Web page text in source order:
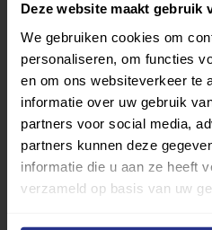
Deze website maakt gebruik
We gebruiken cookies om
personaliseren, om functies
en om ons websiteverkeer te
informatie over uw gebruik
partners voor social media,
partners kunnen deze
informatie die u aan ze heeft
verzameld op basis van uw